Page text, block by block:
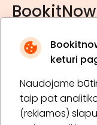
keturi
Naudojame
taip pat
(reklamos)
*